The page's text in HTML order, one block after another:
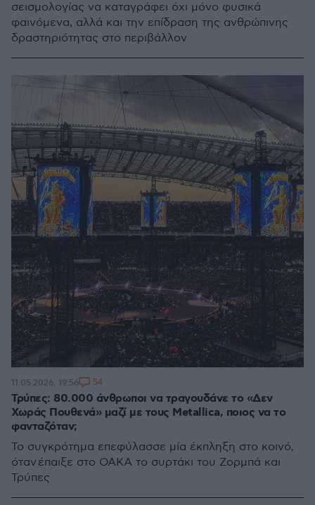
σεισμολογίας να καταγράφει όχι μόνο φυσικά
φαινόμενα, αλλά και την επίδραση της ανθρώπινης
δραστηριότητας στο περιβάλλον
Τρύπες: 80.000 άνθρωποι να τραγουδάνε το «Δεν
Χωράς Πουθενά» μαζί με τους Metallica, ποιος να το
φανταζόταν;
Το συγκρότημα επεφύλασσε μία έκπληξη στο κοινό,
όταν έπαιξε στο ΟΑΚΑ το συρτάκι του Ζορμπά και
Τρύπες
11.05.2026, 19:56 54